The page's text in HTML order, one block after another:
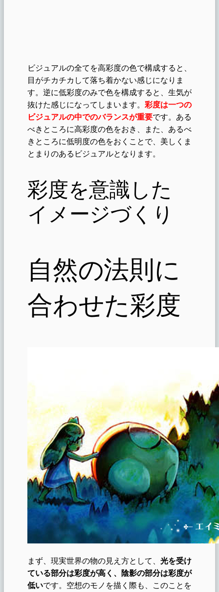
ビジュアルの全てを高彩度の色で構成すると、
目がチカチカして落ち着かない感じになりま
す。逆に低彩度のみで色を構成すると、生気が
抜けた感じになってしまいます。 彩度は一つの
ビジュアルの中でのバランスが重要です。ある
べきところに高彩度の色をおき、また、あるべ
きところに低明度の色をおくことで、美しくま
とまりのあるビジュアルとなります。
彩度を意識した
イメージづくり
自然の法則に
合わせた彩度
まず、現実世界の物の見え方として、 光を受け
ている部分は彩度が高く、陰影の部分は彩度が
低いです。空想のモノを描く際も、このことを